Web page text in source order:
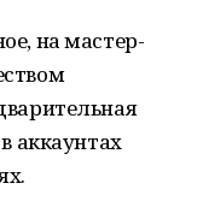
на мастер-
аккаунтах